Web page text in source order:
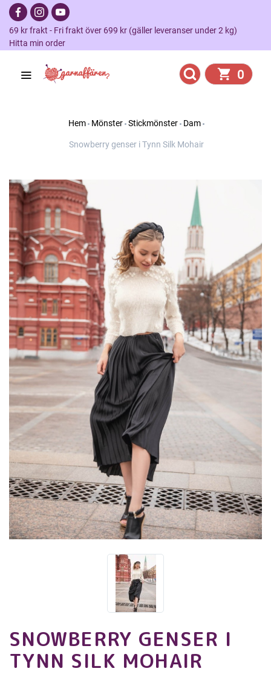
69 kr frakt - Fri frakt över 699 kr (gäller leveranser under 2 kg)
Hitta min order
0
Hem Mönster Stickmönster Dam
Snowberry genser i Tynn Silk Mohair
SNOWBERRY GENSER I
TYNN SILK MOHAIR